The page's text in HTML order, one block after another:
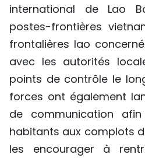
international de Lao
postes-frontières
frontalières lao
avec les autorités
points de contrôle le
forces ont également
de communication
habitants aux complots
les encourager à